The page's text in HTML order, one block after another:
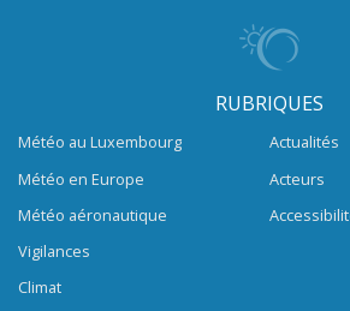
RUBRIQUES
Météo au Luxembourg
Météo en Europe
Météo aéronautique
Vigilances
Climat
Actualités
Acteurs